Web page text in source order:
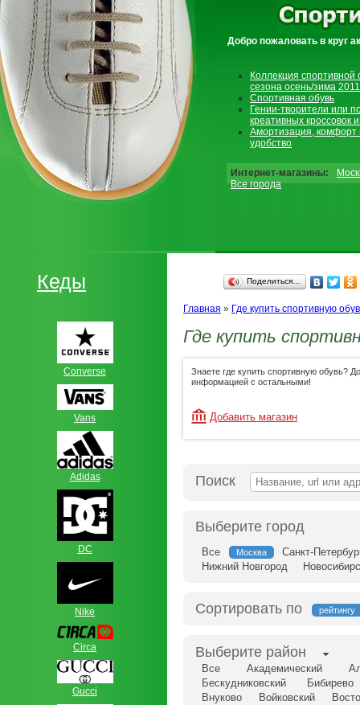
Добро пожаловать в круг
Коллекция спортивной
сезона осень/зима 2011
Спортивная обувь
Гении-творители или
креативных кроссовок
Амортизация, комфорт
удобство
Интернет-магазины:
Все города
Кеды
Сonverse
Vans
Adidas
DC
Nike
Circa
Gucci
Поделиться…
Главная » Где купить спортивную
Где купить
Знаете где купить спортивную обувь?
информацией с остальными!
Добавить магазин
Поиск
Выберите город
Все Москва
Санкт-
Нижний Новгород
Сортировать по рейтингу
Выберите район
Все Академический
Бескудниковский
Бибирево
Внуково
Войковский